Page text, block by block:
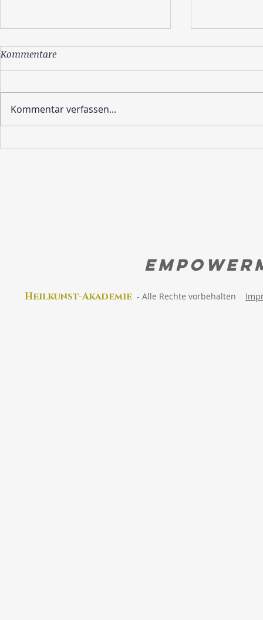
Wie sieht die Schöpfung
Lebe deine
Kommentare
Kommentar verfassen...
Heilkunst-Akademie - Alle Rechte vorbehalten